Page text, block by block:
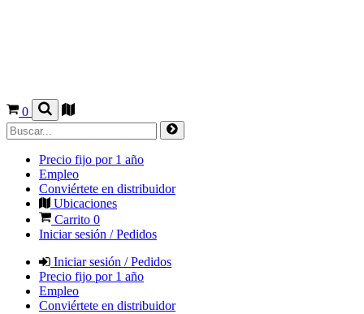
0
Precio fijo por 1 año
Empleo
Conviértete en distribuidor
Ubicaciones
Carrito 0
Iniciar sesión / Pedidos
Iniciar sesión / Pedidos
Precio fijo por 1 año
Empleo
Conviértete en distribuidor